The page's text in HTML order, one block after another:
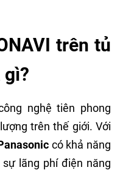
trên tủ
gì?
nghệ tiên phong
trên thế giới. Với
có khả năng
lãng phí điện năng